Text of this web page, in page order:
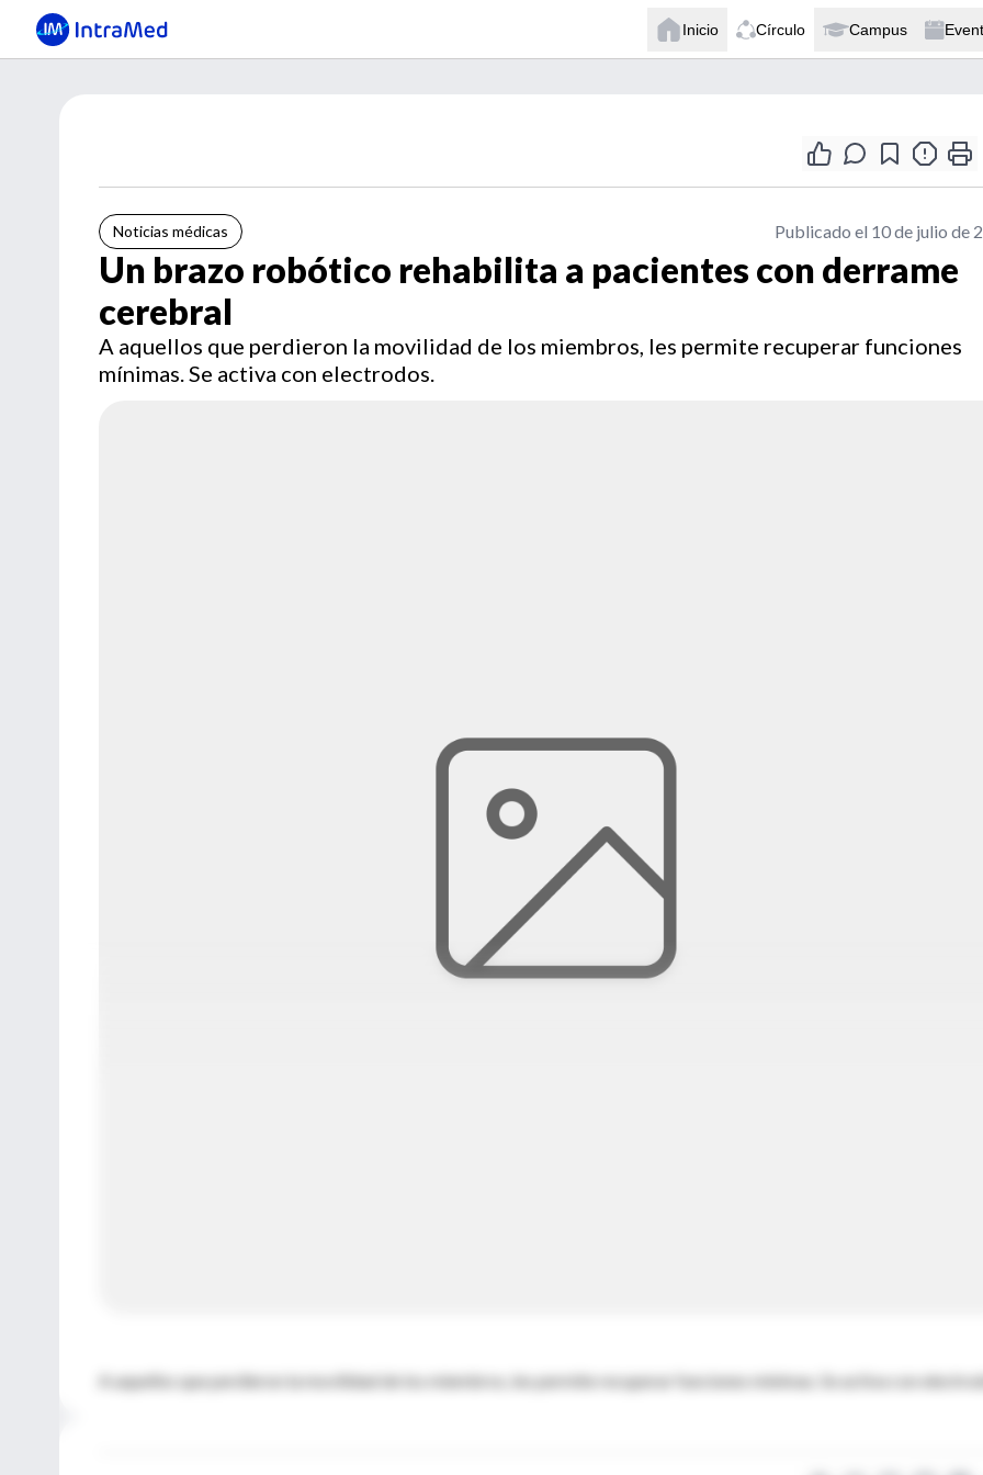
Inicio Círculo Campus
Noticias médicas Publicado el 10 de julio de
Un brazo robótico rehabilita a pacientes con derrame
cerebral
A aquellos que perdieron la movilidad de los miembros, les permite recuperar funciones
mínimas. Se activa con electrodos.
A aquellos que perdieron la movilidad de los miembros, les permite recuperar funciones mínimas. Se activa con